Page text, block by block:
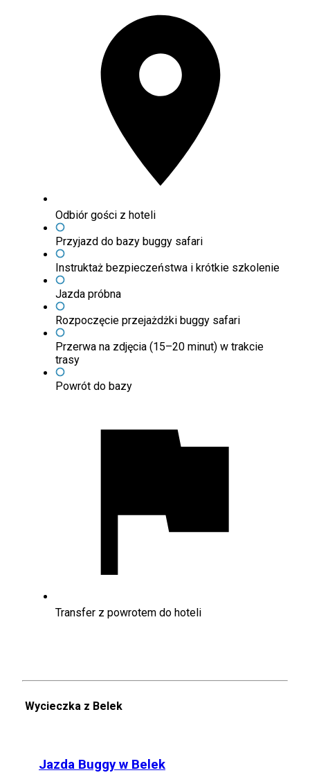
Odbiór gości z hoteli
Przyjazd do bazy buggy safari
Instruktaż bezpieczeństwa i krótkie szkolenie
Jazda próbna
Rozpoczęcie przejażdżki buggy safari
Przerwa na zdjęcia (15–20 minut) w trakcie
trasy
Powrót do bazy
Transfer z powrotem do hoteli
Wycieczka z Belek
Jazda Buggy w Belek